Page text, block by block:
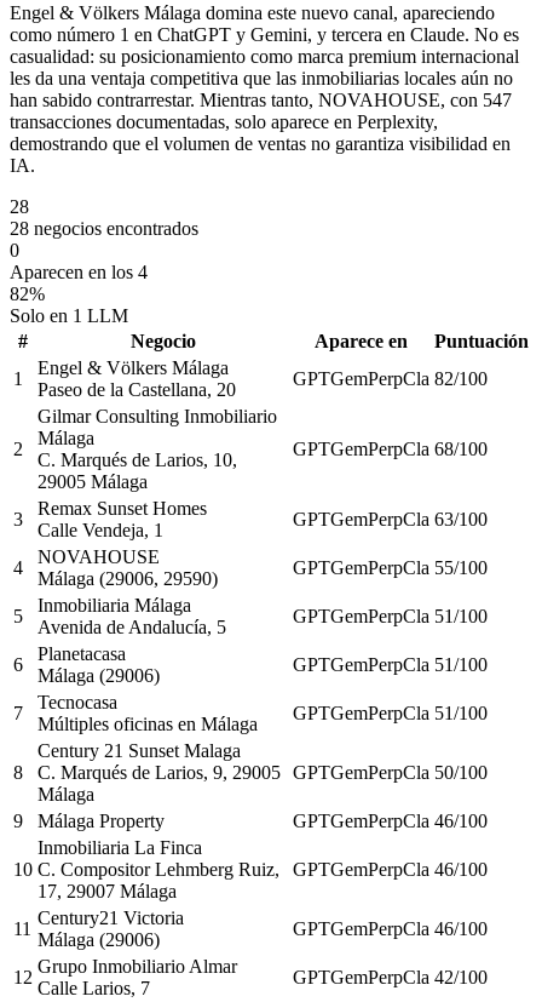
Engel & Völkers Málaga domina este nuevo canal, apareciendo
como número 1 en ChatGPT y Gemini, y tercera en Claude. No es
casualidad: su posicionamiento como marca premium internacional
les da una ventaja competitiva que las inmobiliarias locales aún no
han sabido contrarrestar. Mientras tanto, NOVAHOUSE, con 547
transacciones documentadas, solo aparece en Perplexity,
demostrando que el volumen de ventas no garantiza visibilidad en
IA.
28
28 negocios encontrados
0
Aparecen en los 4
82%
Solo en 1 LLM
#
Negocio Aparece en
Puntuación
1
Engel & Völkers Málaga
Paseo de la Castellana, 20
GPTGemPerpCla 82/100
2
Gilmar Consulting Inmobiliario
Málaga
C. Marqués de Larios, 10,
29005 Málaga
GPTGemPerpCla 68/100
3
Remax Sunset Homes
Calle Vendeja, 1
GPTGemPerpCla 63/100
4
NOVAHOUSE
Málaga (29006, 29590)
GPTGemPerpCla 55/100
5
Inmobiliaria Málaga
Avenida de Andalucía, 5
GPTGemPerpCla 51/100
6
Planetacasa
Málaga (29006)
GPTGemPerpCla 51/100
7
Tecnocasa
Múltiples oficinas en Málaga
GPTGemPerpCla 51/100
8
Century 21 Sunset Malaga
C. Marqués de Larios, 9, 29005
Málaga
GPTGemPerpCla 50/100
9 Málaga Property GPTGemPerpCla 46/100
10
Inmobiliaria La Finca
C. Compositor Lehmberg Ruiz,
17, 29007 Málaga
GPTGemPerpCla 46/100
11
Century21 Victoria
Málaga (29006)
GPTGemPerpCla 46/100
12
Grupo Inmobiliario Almar
Calle Larios, 7
GPTGemPerpCla 42/100